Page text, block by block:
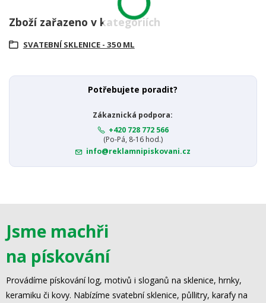
Zboží zařazeno v kategoriích
SVATEBNÍ SKLENICE - 350 ML
Potřebujete poradit?
Zákaznická podpora:
+420 728 772 566
(Po-Pá, 8-16 hod.)
info@reklamnipiskovani.cz
Jsme machři
na pískování
Provádíme pískování log, motivů i sloganů na sklenice, hrnky,
keramiku či kovy. Nabízíme svatební sklenice, půllitry, karafy na